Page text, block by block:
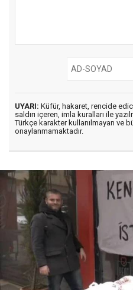
UYARI: Küfür, hakaret, rencide
saldırı içeren, imla kuralları ile
Türkçe karakter kullanılmayan ve
onaylanmamaktadır.